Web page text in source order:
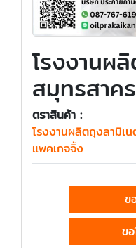
โรงงานผ
สมุทรสาคร
ตราสินค้า :
โรงงานผลิตถุงลามิเ
แพคเกจจิ้ง
ข
ข